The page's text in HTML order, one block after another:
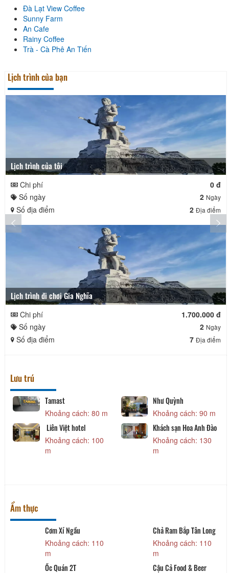
Đà Lạt View Coffee
Sunny Farm
An Cafe
Rainy Coffee
Trà - Cà Phê An Tiến
Lịch trình của bạn
Lịch trình của tôi
Chi phí
0 đ
Số ngày
2 Ngày
Số địa điểm 2 Địa điểm
Lịch trình đi chơi Gia Nghĩa
Chi phí
1.700.000 đ
Số ngày
2 Ngày
Số địa điểm 7 Địa điểm
Lưu trú
Tamast
Khoảng cách: 80 m
Như Quỳnh
Khoảng cách: 90 m
Liên Việt hotel
Khoảng cách: 100
m
Khách sạn Hoa Anh Đào
Khoảng cách: 130
m
Ẩm thực
Cơm Xí Ngầu
Khoảng cách: 110
m
Chả Ram Bắp Tân Long
Khoảng cách: 110
m
Ốc Quán 2T Cậu Cả Food & Beer